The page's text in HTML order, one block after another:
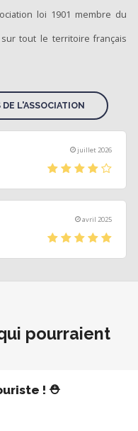
loi 1901 membre du
tout le territoire français
L'ASSOCIATION
juillet 2026
(*)(*)(*)(*)(
avril 2025
(*)(*)(*)(*)(*)
pourraient
! ⛑️